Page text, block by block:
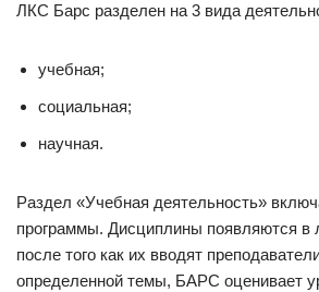
ЛКС Барс разделен на 3 вида
учебная;
социальная;
научная.
Раздел «Учебная деятельность»
программы. Дисциплины появляются в
после того как их вводят
определенной темы, БАРС оценивает